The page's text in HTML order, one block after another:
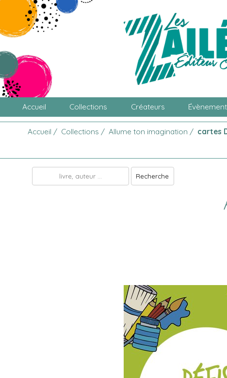
Accueil Collections Créateurs
Accueil / Collections / Allume ton imagination / cartes